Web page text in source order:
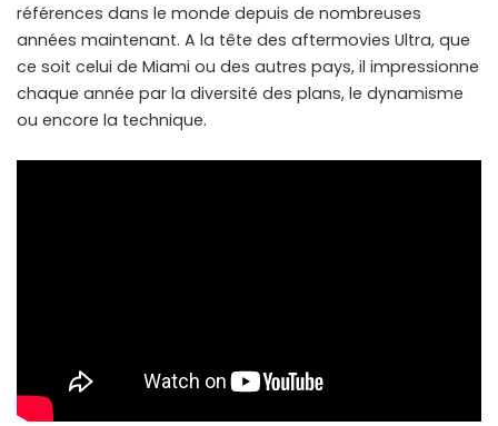
références dans le monde depuis de nombreuses
années maintenant. A la tête des aftermovies Ultra, que
ce soit celui de Miami ou des autres pays, il impressionne
chaque année par la diversité des plans, le dynamisme
ou encore la technique.